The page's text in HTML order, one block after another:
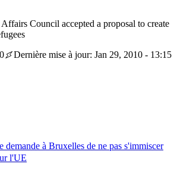
Council accepted a proposal to create
Dernière mise à jour: Jan 29, 2010 - 13:15
à Bruxelles de ne pas s'immiscer
l'UE